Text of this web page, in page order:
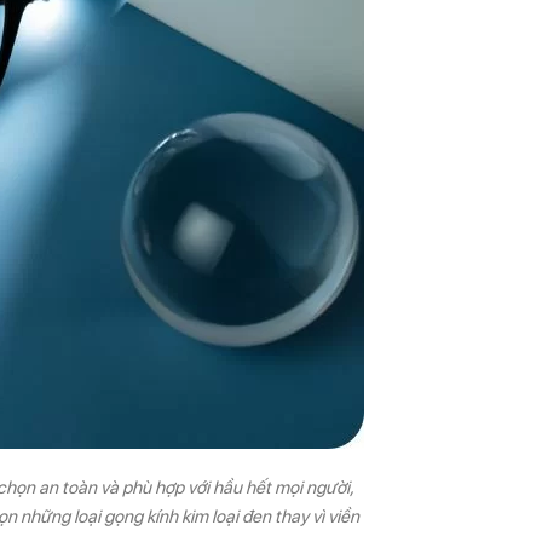
an toàn và phù hợp với hầu hết mọi người,
những loại gọng kính kim loại đen thay vì viền